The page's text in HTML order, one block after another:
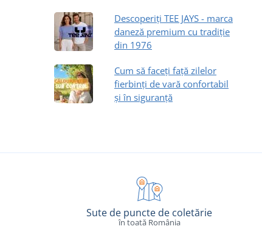
Descoperiți TEE JAYS - marca
daneză premium cu tradiție
din 1976
Cum să faceți față zilelor
fierbinți de vară confortabil
și în siguranță
Sute de puncte de coletărie
în toată România